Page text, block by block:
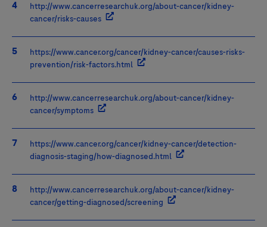
http://www.cancerresearchuk.org/about-cancer/kidney-
cancer/risks-causes
https://www.cancer.org/cancer/kidney-cancer/causes-risks-
prevention/risk-factors.html
http://www.cancerresearchuk.org/about-cancer/kidney-
cancer/symptoms
https://www.cancer.org/cancer/kidney-cancer/detection-
diagnosis-staging/how-diagnosed.html
http://www.cancerresearchuk.org/about-cancer/kidney-
cancer/getting-diagnosed/screening